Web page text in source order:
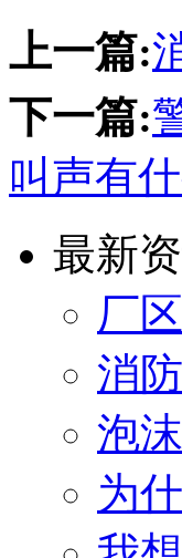
上一篇:
下一篇:
叫声有
最新
厂
消
泡
为